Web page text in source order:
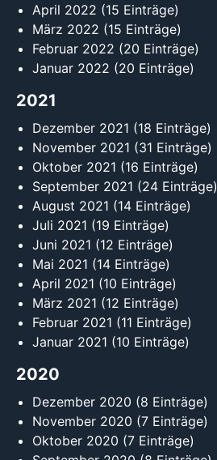
April 2022 (15 Einträge)
März 2022 (15 Einträge)
Februar 2022 (20 Einträge)
Januar 2022 (20 Einträge)
2021
Dezember 2021 (18 Einträge)
November 2021 (31 Einträge)
Oktober 2021 (16 Einträge)
September 2021 (24 Einträge)
August 2021 (14 Einträge)
Juli 2021 (19 Einträge)
Juni 2021 (12 Einträge)
Mai 2021 (14 Einträge)
April 2021 (10 Einträge)
März 2021 (12 Einträge)
Februar 2021 (11 Einträge)
Januar 2021 (10 Einträge)
2020
Dezember 2020 (8 Einträge)
November 2020 (7 Einträge)
Oktober 2020 (7 Einträge)